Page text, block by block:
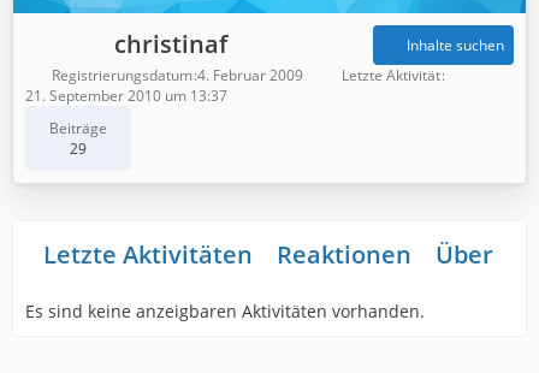
christinaf
Beiträge
29
Inhalte suchen
Registrierungsdatum 4. Februar 2009
Letzte Aktivität
21. September 2010 um 13:37
Letzte Aktivitäten Reaktionen Über
Es sind keine anzeigbaren Aktivitäten vorhanden.